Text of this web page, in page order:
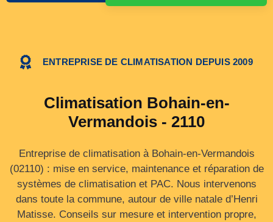
ENTREPRISE DE CLIMATISATION DEPUIS 2009
Climatisation Bohain-en-
Vermandois - 2110
Entreprise de climatisation à Bohain-en-Vermandois
(02110) : mise en service, maintenance et réparation de
systèmes de climatisation et PAC. Nous intervenons
dans toute la commune, autour de ville natale d’Henri
Matisse. Conseils sur mesure et intervention propre,